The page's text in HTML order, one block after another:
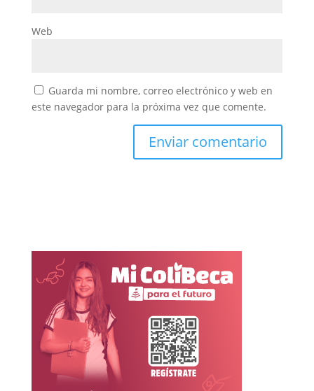
Web
Guarda mi nombre, correo electrónico y web en
este navegador para la próxima vez que comente.